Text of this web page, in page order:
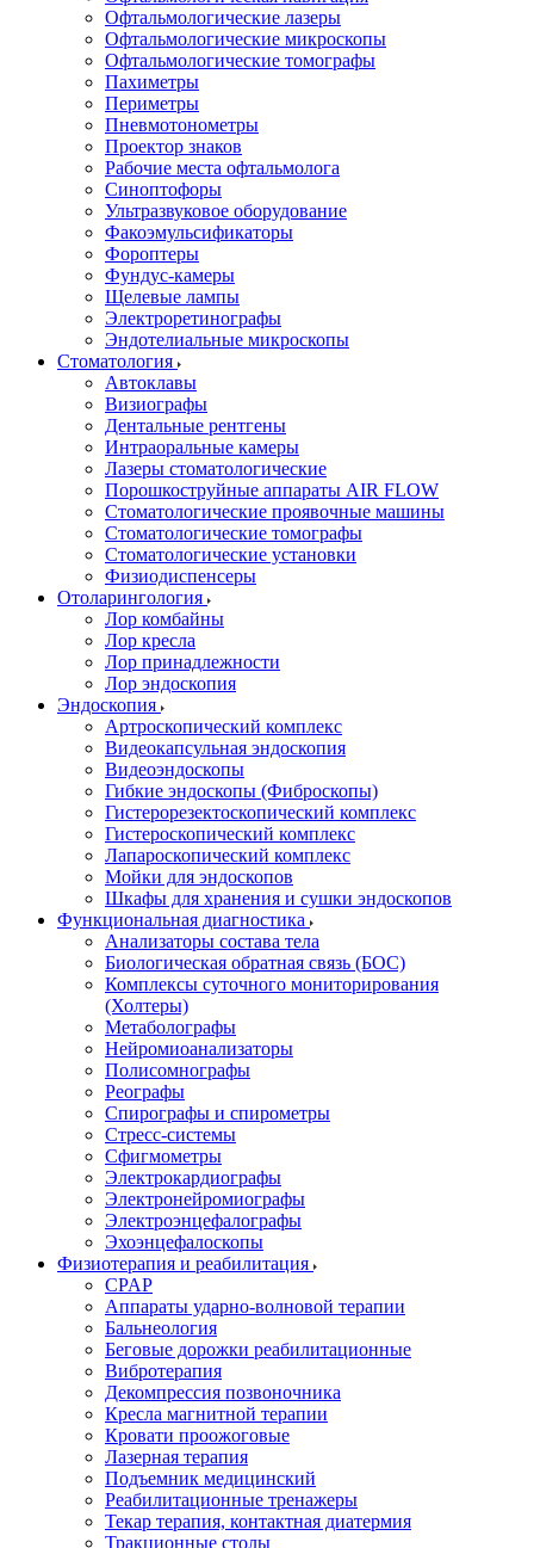
Офтальмологические лазеры
Офтальмологические микроскопы
Офтальмологические томографы
Пахиметры
Периметры
Пневмотонометры
Проектор знаков
Рабочие места офтальмолога
Синоптофоры
Ультразвуковое оборудование
Факоэмульсификаторы
Фороптеры
Фундус-камеры
Щелевые лампы
Электроретинографы
Эндотелиальные микроскопы
Стоматология
Автоклавы
Визиографы
Дентальные рентгены
Интраоральные камеры
Лазеры стоматологические
Порошкоструйные аппараты AIR FLOW
Стоматологические проявочные машины
Стоматологические томографы
Стоматологические установки
Физиодиспенсеры
Отоларингология
Лор комбайны
Лор кресла
Лор принадлежности
Лор эндоскопия
Эндоскопия
Артроскопический комплекс
Видеокапсульная эндоскопия
Видеоэндоскопы
Гибкие эндоскопы (Фиброcкопы)
Гистерорезектоскопический комплекс
Гистероскопический комплекс
Лапароскопический комплекс
Мойки для эндоскопов
Шкафы для хранения и сушки эндоскопов
Функциональная диагностика
Анализаторы состава тела
Биологическая обратная связь (БОС)
Комплексы суточного мониторирования
(Холтеры)
Метаболографы
Нейромиоанализаторы
Полисомнографы
Реографы
Спирографы и спирометры
Стресс-системы
Сфигмометры
Электрокардиографы
Электронейромиографы
Электроэнцефалографы
Эхоэнцефалоскопы
Физиотерапия и реабилитация
CPAP
Аппараты ударно-волновой терапии
Бальнеология
Беговые дорожки реабилитационные
Вибротерапия
Декомпрессия позвоночника
Кресла магнитной терапии
Кровати проожоговые
Лазерная терапия
Подъемник медицинский
Реабилитационные тренажеры
Текар терапия, контактная диатермия
Тракционные столы